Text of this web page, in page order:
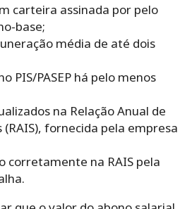
carteira assinada por pelo
base;
média de até dois
PIS/PASEP há pelo menos
na Relação Anual de
fornecida pela empresa
corretamente na RAIS pela